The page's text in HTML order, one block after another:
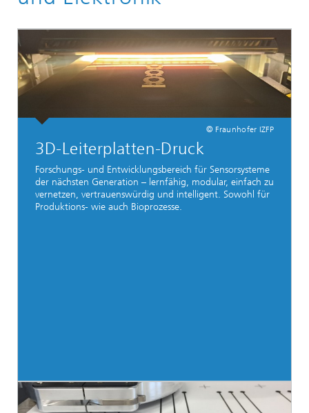
© Fraunhofer IZFP
3D-Leiterplatten-Druck
Forschungs- und Entwicklungsbereich für Sensorsysteme
der nächsten Generation – lernfähig, modular, einfach zu
vernetzen, vertrauenswürdig und intelligent. Sowohl für
Produktions- wie auch Bioprozesse.